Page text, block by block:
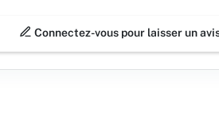
Connectez-vous pour laisser un